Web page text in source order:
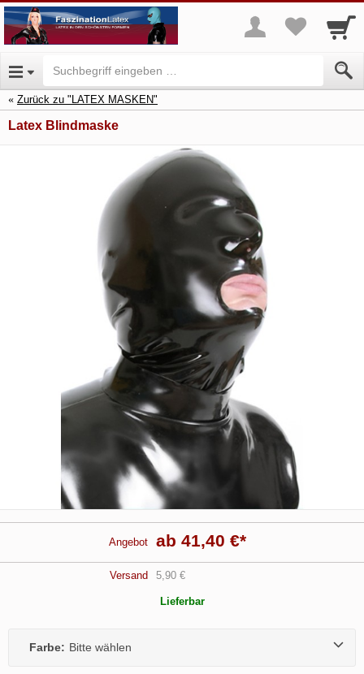
Zurück zu "LATEX MASKEN"
Latex Blindmaske
Angebot ab 41,40 €*
Versand 5,90 €
Lieferbar
Farbe: Bitte wählen